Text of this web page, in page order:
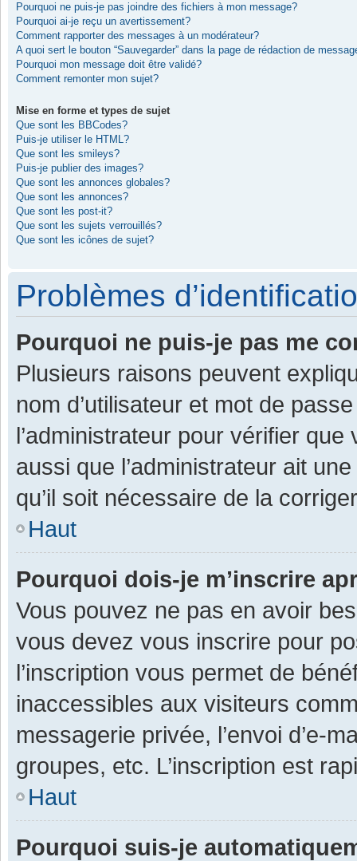
Pourquoi ne puis-je pas joindre des fichiers à mon message?
Pourquoi ai-je reçu un avertissement?
Comment rapporter des messages à un modérateur?
A quoi sert le bouton “Sauvegarder” dans la page de rédaction de
Pourquoi mon message doit être validé?
Comment remonter mon sujet?
Mise en forme et types de sujet
Que sont les BBCodes?
Puis-je utiliser le HTML?
Que sont les smileys?
Puis-je publier des images?
Que sont les annonces globales?
Que sont les annonces?
Que sont les post-it?
Que sont les sujets verrouillés?
Que sont les icônes de sujet?
Problèmes
Pourquoi ne puis-je pas me
Plusieurs raisons peuvent
nom d’utilisateur et mot de
l’administrateur pour vérifier
aussi que l’administrateur ait
qu’il soit nécessaire de la
Haut
Pourquoi dois-je m’inscrire
Vous pouvez ne pas en avoir
vous devez vous inscrire pour
l’inscription vous permet de
inaccessibles aux visiteurs
messagerie privée, l’envoi d’e-
groupes, etc. L’inscription est
Haut
Pourquoi suis-je